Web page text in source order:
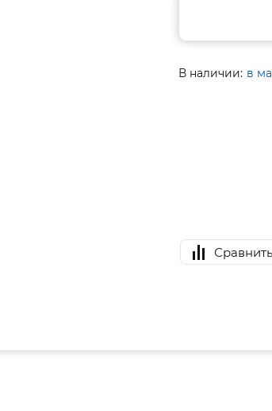
В наличии: в
Сравнить